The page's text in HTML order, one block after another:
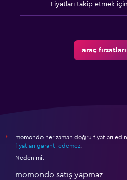
Fiyatları takip etmek için
araç
*
momondo her zaman doğru fiyatları
fiyatları garanti edemez.
Neden mi:
momondo satış yapmaz